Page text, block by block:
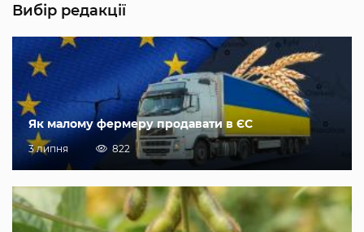
Вибір редакції
Як малому фермеру продавати в ЄС
3 липня 822